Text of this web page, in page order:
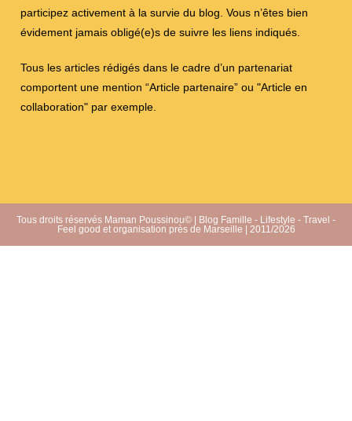
participez activement à la survie du blog. Vous n’êtes bien
évidement jamais obligé(e)s de suivre les liens indiqués.
Tous les articles rédigés dans le cadre d’un partenariat
comportent une mention “Article partenaire” ou "Article en
collaboration" par exemple.
Tous droits réservés Maman Poussinou© | Blog Famille - Lifestyle - Travel -
Feel good et organisation près de Marseille | 2011/2026